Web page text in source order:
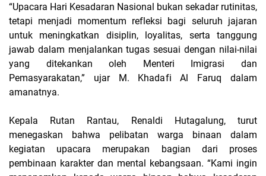
“Upacara Hari Kesadaran Nasional bukan sekadar rutinitas,
tetapi menjadi momentum refleksi bagi seluruh jajaran
untuk meningkatkan disiplin, loyalitas, serta tanggung
jawab dalam menjalankan tugas sesuai dengan nilai-nilai
yang ditekankan oleh Menteri Imigrasi dan
Pemasyarakatan,” ujar M. Khadafi Al Faruq dalam
amanatnya.
Kepala Rutan Rantau, Renaldi Hutagalung, turut
menegaskan bahwa pelibatan warga binaan dalam
kegiatan upacara merupakan bagian dari proses
pembinaan karakter dan mental kebangsaan. “Kami ingin